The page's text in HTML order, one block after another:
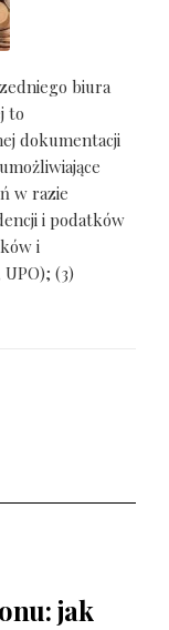
biura
to
dokumentacji
w razie
i podatków
i
(3)
jak